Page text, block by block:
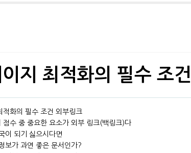
지 최적화의 필수 조
적화의 필수 조건 외부링크
점수 중 중요한 요소가 외부 링크(백링크)다
이 되기 싫으시다면
보가 과연 좋은 문서인가?